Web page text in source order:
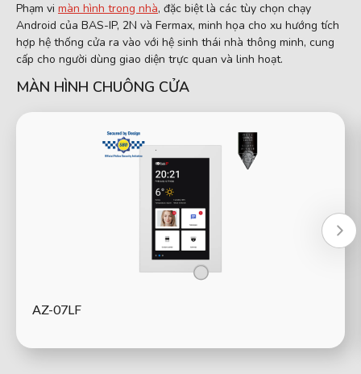
Phạm vi màn hình trong nhà, đặc biệt là các tùy chọn chạy
Android của BAS-IP, 2N và Fermax, minh họa cho xu hướng tích
hợp hệ thống cửa ra vào với hệ sinh thái nhà thông minh, cung
cấp cho người dùng giao diện trực quan và linh hoạt.
MÀN HÌNH CHUÔNG CỬA
AZ-07LF